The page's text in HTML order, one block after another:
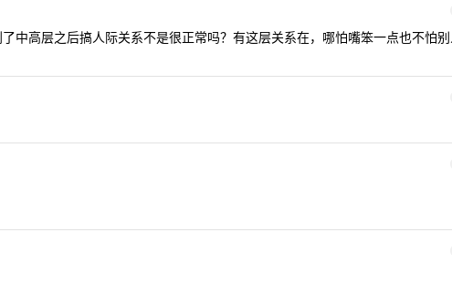
中高层之后搞人际关系不是很正常吗？有这层关系在，哪怕嘴笨一点也不怕